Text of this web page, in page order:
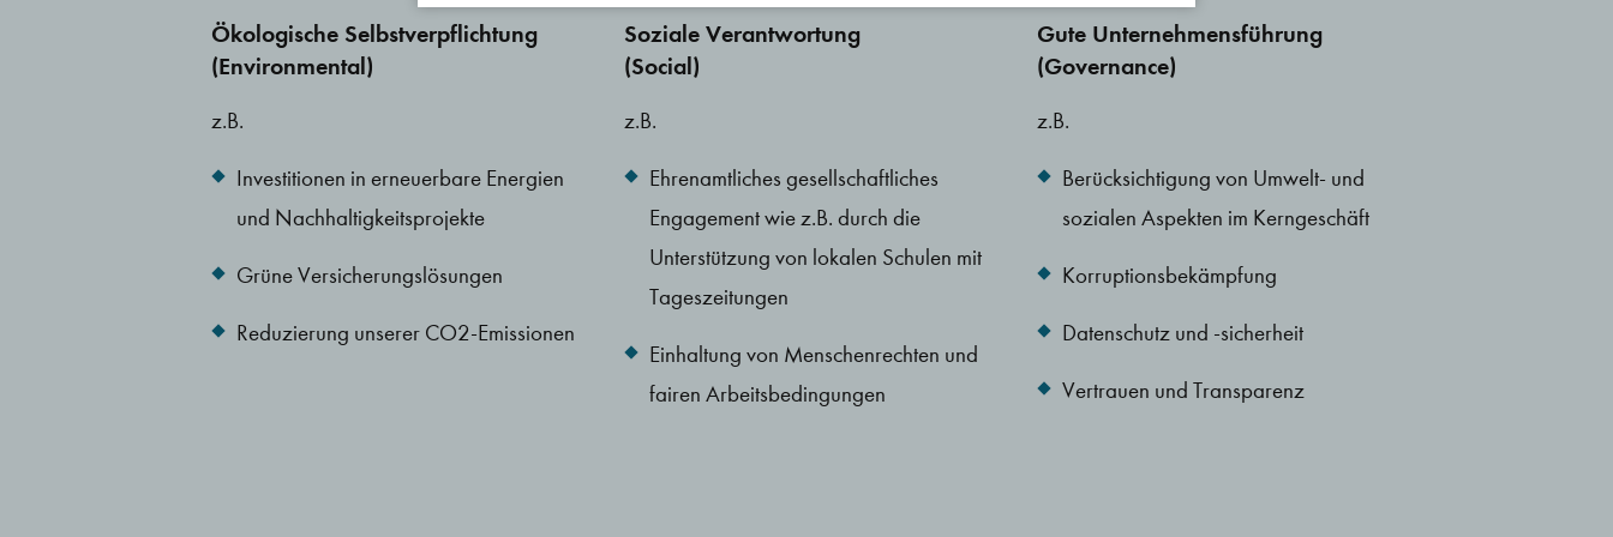
Ökologische Selbstverpflichtung
(Environmental)
z.B.
Investitionen in erneuerbare Energien
und Nachhaltigkeitsprojekte
Grüne Versicherungslösungen
Reduzierung unserer CO2-Emissionen
Soziale Verantwortung
(Social)
z.B.
Ehrenamtliches gesellschaftliches
Engagement wie z.B. durch die
Unterstützung von lokalen Schulen mit
Tageszeitungen
Einhaltung von Menschenrechten und
fairen Arbeitsbedingungen
Gute Unternehmensführung
(Governance)
z.B.
Berücksichtigung von Umwelt- und
sozialen Aspekten im Kerngeschäft
Korruptionsbekämpfung
Datenschutz und -sicherheit
Vertrauen und Transparenz